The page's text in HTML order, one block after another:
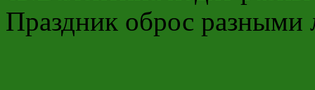
Праздник оброс разными